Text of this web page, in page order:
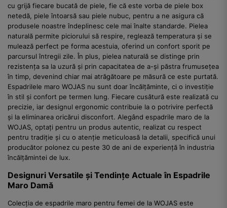
cu grijă fiecare bucată de piele, fie că este vorba de piele box
netedă, piele întoarsă sau piele nubuc, pentru a ne asigura că
produsele noastre îndeplinesc cele mai înalte standarde. Pielea
naturală permite piciorului să respire, reglează temperatura și se
mulează perfect pe forma acestuia, oferind un confort sporit pe
parcursul întregii zile. În plus, pielea naturală se distinge prin
rezistența sa la uzură și prin capacitatea de a-și păstra frumusețea
în timp, devenind chiar mai atrăgătoare pe măsură ce este purtată.
Espadrilele maro WOJAS nu sunt doar încălțăminte, ci o investiție
în stil și confort pe termen lung. Fiecare cusătură este realizată cu
precizie, iar designul ergonomic contribuie la o potrivire perfectă
și la eliminarea oricărui disconfort. Alegând espadrile maro de la
WOJAS, optați pentru un produs autentic, realizat cu respect
pentru tradiție și cu o atenție meticuloasă la detalii, specifică unui
producător polonez cu peste 30 de ani de experiență în industria
încălțămintei de lux.
Designuri Versatile și Tendințe Actuale în Espadrile
Maro Damă
Colecția de espadrile maro pentru femei de la WOJAS este